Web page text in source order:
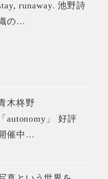
runaway. 池野詩
の…
木柊野
「autonomy」 好評
催中…